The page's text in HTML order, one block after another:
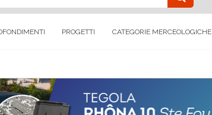
PROGETTI CATEGORIE MERCEOLOGICHE